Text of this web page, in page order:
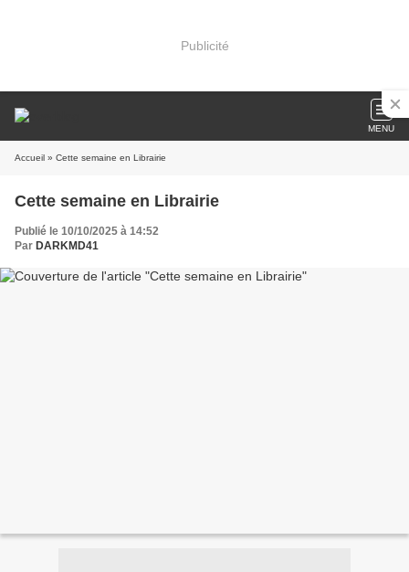
Publicité
MENU
Accueil » Cette semaine en Librairie
Cette semaine en Librairie
Publié le 10/10/2025 à 14:52
Par DARKMD41